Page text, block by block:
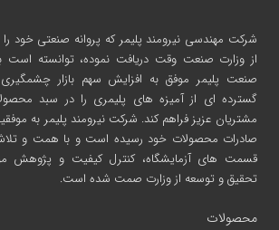
شرکت مهندسی نیرومند پلیمر
از وزارت صنعت وقت دریافت نموده، توانسته است
صنعت پلیمر موفق به افزایش سهم بازار
گسترده ای از آمیزه های پلیمری را در سبد
مشتریان عزیز فراهم کند. شرکت نیرومند پلیمر به
صادرات محصولات خود رسیده است و با همت و
قسمت های آزمایشگاه، کنترل کیفیت و پژوهش
تحقیق و توسعه از وزارت صمت شده است.
محصولات